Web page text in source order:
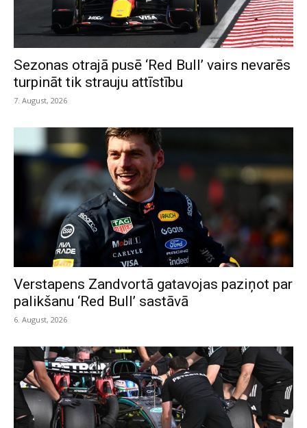
Sezonas otrajā pusē ‘Red Bull’ vairs nevarēs
turpināt tik strauju attīstību
7. August, 2026
Verstapens Zandvortā gatavojas paziņot par
palikšanu ‘Red Bull’ sastāvā
6. August, 2026